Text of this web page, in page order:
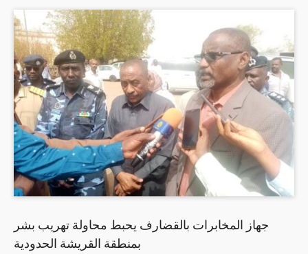
جهاز المخابرات بالقضارف يحبط محاولة تهريب بشر
بمنطقة القريشة الحدودية